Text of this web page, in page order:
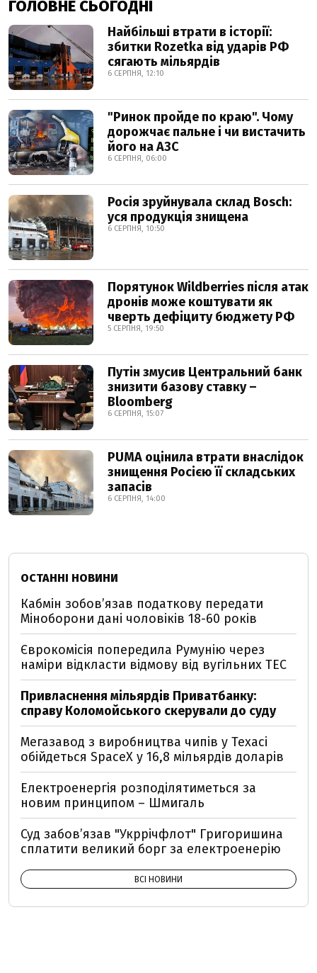
ГОЛОВНЕ СЬОГОДНІ
Найбільші втрати в історії:
збитки Rozetka від ударів РФ
сягають мільярдів
6 СЕРПНЯ, 12:10
"Ринок пройде по краю". Чому
дорожчає пальне і чи вистачить
його на АЗС
6 СЕРПНЯ, 06:00
Росія зруйнувала склад Bosch:
уся продукція знищена
6 СЕРПНЯ, 10:50
Порятунок Wildberries після атак
дронів може коштувати як
чверть дефіциту бюджету РФ
5 СЕРПНЯ, 19:50
Путін змусив Центральний банк
знизити базову ставку –
Bloomberg
6 СЕРПНЯ, 15:07
PUMA оцінила втрати внаслідок
знищення Росією її складських
запасів
6 СЕРПНЯ, 14:00
ОСТАННІ НОВИНИ
Кабмін зобовʼязав податкову передати
Міноборони дані чоловіків 18-60 років
Єврокомісія попередила Румунію через
наміри відкласти відмову від вугільних ТЕС
Привласнення мільярдів Приватбанку:
справу Коломойського скерували до суду
Мегазавод з виробництва чипів у Техасі
обійдеться SpaceX у 16,8 мільярдів доларів
Електроенергія розподілятиметься за
новим принципом – Шмигаль
Суд забов’язав "Укррічфлот" Григоришина
сплатити великий борг за електроенерію
ВСІ НОВИНИ